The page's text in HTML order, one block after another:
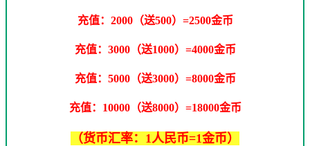
充值：2000（送500）=2500金币
充值：3000（送1000）=4000金币
充值：5000（送3000）=8000金币
充值：10000（送8000）=18000金币
（货币汇率：1人民币=1金币）